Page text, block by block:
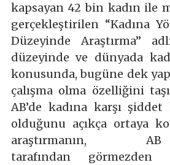
kapsayan 42 bin kadın ile
gerçekleştirilen “Kadına
Düzeyinde Araştırma”
düzeyinde ve dünyada
konusunda, bugüne dek
çalışma olma özelliğini
AB’de kadına karşı
olduğunu açıkça ortaya
araştırmanın,
tarafından